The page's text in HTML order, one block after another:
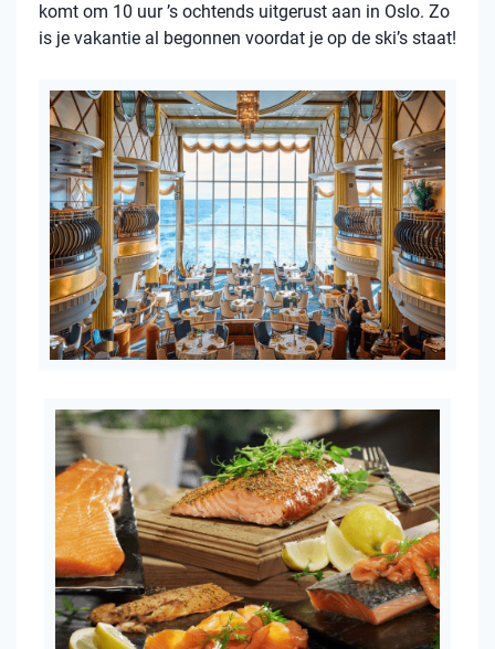
komt om 10 uur ’s ochtends uitgerust aan in Oslo. Zo
is je vakantie al begonnen voordat je op de ski’s staat!